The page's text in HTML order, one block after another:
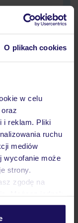
O plikach cookies
w celu
i reklam. Pliki
ruchu
mediów
wycofanie może
strony.
zgodę na
zakładkę
Mondial Assistance
»